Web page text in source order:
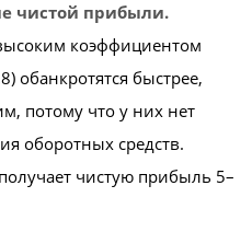
чистой прибыли.
коэффициентом
обанкротятся быстрее,
потому что у них нет
оборотных средств.
чистую прибыль 5–